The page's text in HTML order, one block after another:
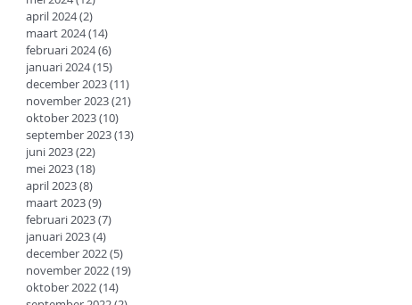
april 2024(2)
maart 2024(14)
februari 2024(6)
januari 2024(15)
december 2023(11)
november 2023(21)
oktober 2023(10)
september 2023(13)
juni 2023(22)
mei 2023(18)
april 2023(8)
maart 2023(9)
februari 2023(7)
januari 2023(4)
december 2022(5)
november 2022(19)
oktober 2022(14)